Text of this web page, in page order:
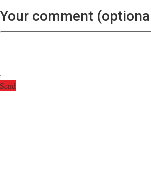
Your comment
Send